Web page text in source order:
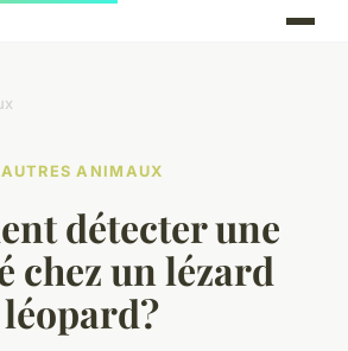
AUTRES ANIMAUX
détecter une
chez un lézard
léopard?